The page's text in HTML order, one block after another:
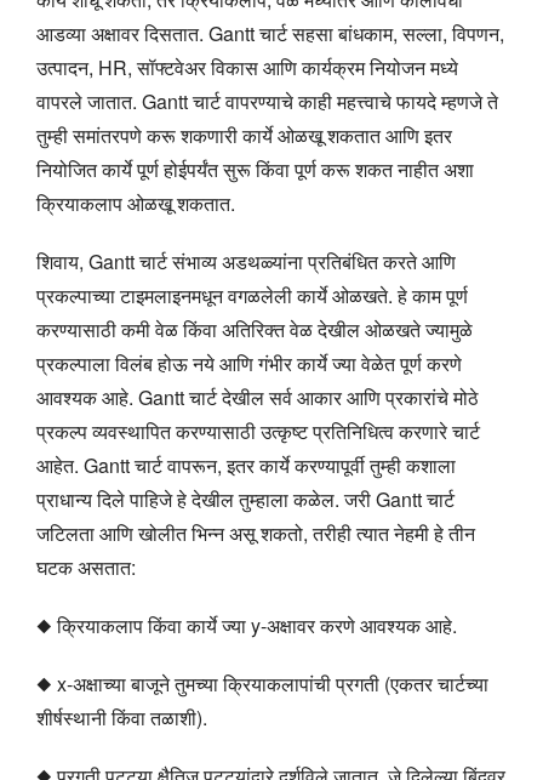
आडव्या अक्षावर दिसतात. Gantt चार्ट सहसा बांधकाम, सल्ला, विपणन,
उत्पादन, HR, सॉफ्टवेअर विकास आणि कार्यक्रम नियोजन मध्ये
वापरले जातात. Gantt चार्ट वापरण्याचे काही महत्त्वाचे फायदे म्हणजे ते
तुम्ही समांतरपणे करू शकणारी कार्ये ओळखू शकतात आणि इतर
नियोजित कार्ये पूर्ण होईपर्यंत सुरू किंवा पूर्ण करू शकत नाहीत अशा
क्रियाकलाप ओळखू शकतात.
शिवाय, Gantt चार्ट संभाव्य अडथळ्यांना प्रतिबंधित करते आणि
प्रकल्पाच्या टाइमलाइनमधून वगळलेली कार्ये ओळखते. हे काम पूर्ण
करण्यासाठी कमी वेळ किंवा अतिरिक्त वेळ देखील ओळखते ज्यामुळे
प्रकल्पाला विलंब होऊ नये आणि गंभीर कार्ये ज्या वेळेत पूर्ण करणे
आवश्यक आहे. Gantt चार्ट देखील सर्व आकार आणि प्रकारांचे मोठे
प्रकल्प व्यवस्थापित करण्यासाठी उत्कृष्ट प्रतिनिधित्व करणारे चार्ट
आहेत. Gantt चार्ट वापरून, इतर कार्ये करण्यापूर्वी तुम्ही कशाला
प्राधान्य दिले पाहिजे हे देखील तुम्हाला कळेल. जरी Gantt चार्ट
जटिलता आणि खोलीत भिन्न असू शकतो, तरीही त्यात नेहमी हे तीन
घटक असतात:
◆ क्रियाकलाप किंवा कार्ये ज्या y-अक्षावर करणे आवश्यक आहे.
◆ x-अक्षाच्या बाजूने तुमच्या क्रियाकलापांची प्रगती (एकतर चार्टच्या
शीर्षस्थानी किंवा तळाशी).